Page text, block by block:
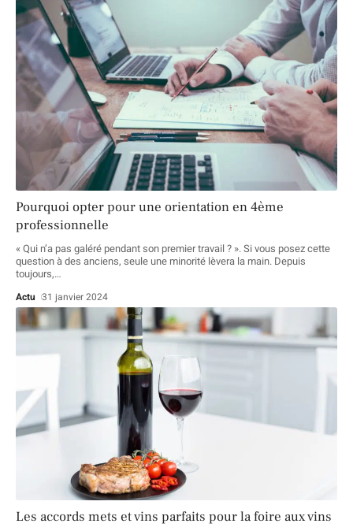
Pourquoi opter pour une orientation en 4ème
professionnelle
« Qui n’a pas galéré pendant son premier travail ? ». Si vous posez cette
question à des anciens, seule une minorité lèvera la main. Depuis
toujours,…
Actu 31 janvier 2024
Les accords mets et vins parfaits pour la foire aux vins